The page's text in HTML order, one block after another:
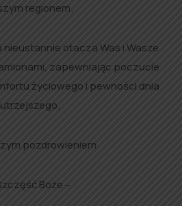
regionem.
nieustannie otacza Was i Wasze
zapewniając poczucie
życiowego i pewności dnia
pozdrowieniem
Boże –